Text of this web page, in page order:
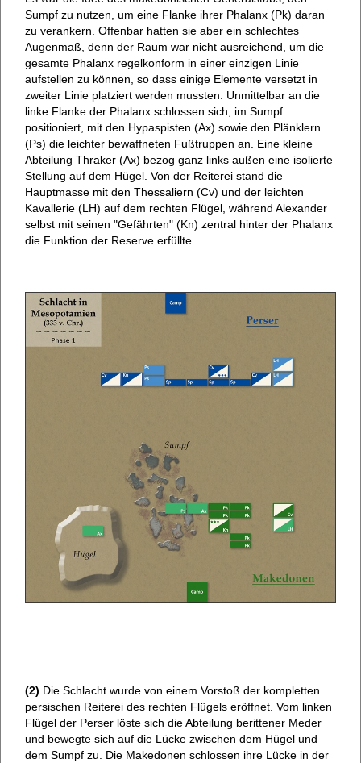
Sumpf zu nutzen, um eine Flanke ihrer Phalanx (Pk) daran
zu verankern. Offenbar hatten sie aber ein schlechtes
Augenmaß, denn der Raum war nicht ausreichend, um die
gesamte Phalanx regelkonform in einer einzigen Linie
aufstellen zu können, so dass einige Elemente versetzt in
zweiter Linie platziert werden mussten. Unmittelbar an die
linke Flanke der Phalanx schlossen sich, im Sumpf
positioniert, mit den Hypaspisten (Ax) sowie den Plänklern
(Ps) die leichter bewaffneten Fußtruppen an. Eine kleine
Abteilung Thraker (Ax) bezog ganz links außen eine isolierte
Stellung auf dem Hügel. Von der Reiterei stand die
Hauptmasse mit den Thessaliern (Cv) und der leichten
Kavallerie (LH) auf dem rechten Flügel, während Alexander
selbst mit seinen "Gefährten" (Kn) zentral hinter der Phalanx
die Funktion der Reserve erfüllte.
(2) Die Schlacht wurde von einem Vorstoß der kompletten
persischen Reiterei des rechten Flügels eröffnet. Vom linken
Flügel der Perser löste sich die Abteilung berittener Meder
und bewegte sich auf die Lücke zwischen dem Hügel und
dem Sumpf zu. Die Makedonen schlossen ihre Lücke in der